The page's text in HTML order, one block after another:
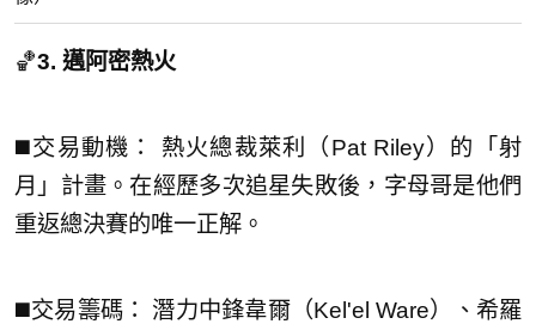
🏀3. 邁阿密熱火
◼️交易動機： 熱火總裁萊利（Pat Riley）的「射
月」計畫。在經歷多次追星失敗後，字母哥是他們
重返總決賽的唯一正解。
◼️交易籌碼： 潛力中鋒韋爾（Kel'el Ware）、希羅